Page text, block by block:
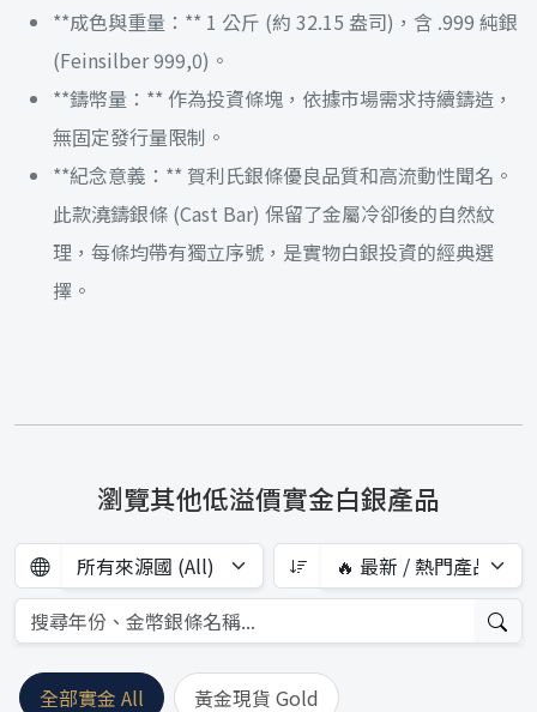
**成色與重量：** 1 公斤 (約 32.15 盎司)，含 .999 純銀
(Feinsilber 999,0)。
**鑄幣量：** 作為投資條塊，依據市場需求持續鑄造，
無固定發行量限制。
**紀念意義：** 賀利氏銀條優良品質和高流動性聞名。
此款澆鑄銀條 (Cast Bar) 保留了金屬冷卻後的自然紋
理，每條均帶有獨立序號，是實物白銀投資的經典選
擇。
瀏覽其他低溢價實金白銀產品
全部實金 All 黃金現貨 Gold